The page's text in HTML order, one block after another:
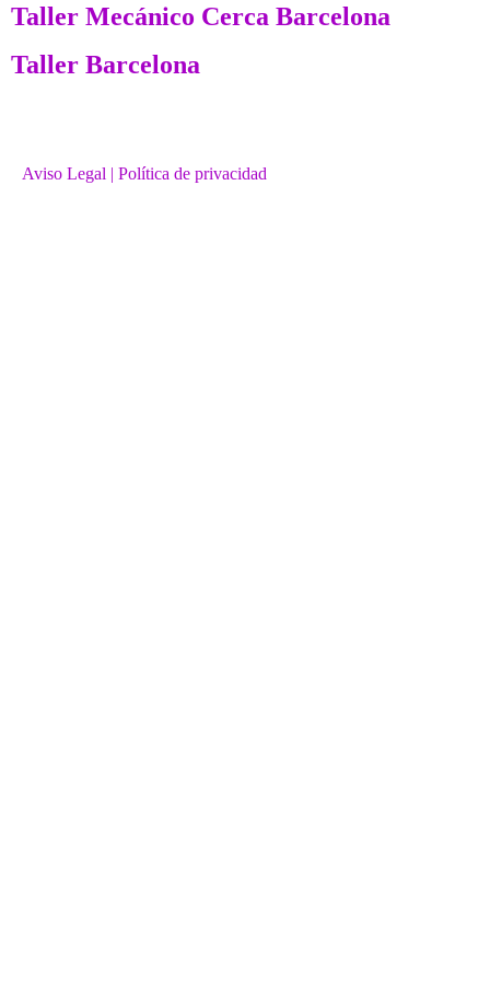
Taller Mecánico Cerca Barcelona
Taller Barcelona
Aviso Legal | Política de privacidad